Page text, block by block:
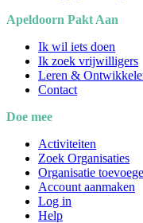
Apeldoorn Pakt Aan
Ik wil iets doen
Ik zoek vrijwilligers
Leren &
Contact
Doe mee
Activiteiten
Zoek Organisaties
Organisatie
Account aanmaken
Log in
Help